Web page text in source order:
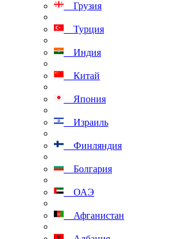
Грузия
Турция
Индия
Китай
Япония
Израиль
Финляндия
Болгария
ОАЭ
Афганистан